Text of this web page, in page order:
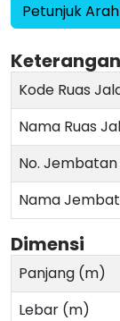
Petunjuk Arah
Keterangan
Kode Ruas
Nama Ruas
No. Jembatan
Nama
Dimensi
Panjang (m)
Lebar (m)